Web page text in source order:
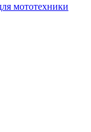
мототехники